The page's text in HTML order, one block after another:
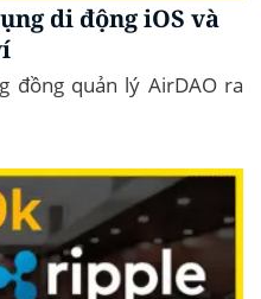
di động iOS và
đồng quản lý AirDAO ra